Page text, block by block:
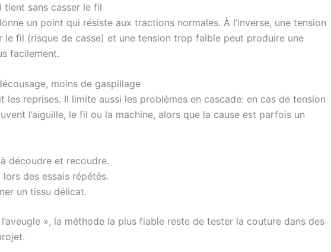
tient sans casser le fil
un point qui résiste aux tractions normales. À l’inverse, une tension
fil (risque de casse) et une tension trop faible peut produire une
facilement.
moins de gaspillage
les reprises. Il limite aussi les problèmes en cascade: en cas de tension
l’aiguille, le fil ou la machine, alors que la cause est parfois un
à découdre et recoudre.
lors des essais répétés.
un tissu délicat.
», la méthode la plus fiable reste de tester la couture dans des